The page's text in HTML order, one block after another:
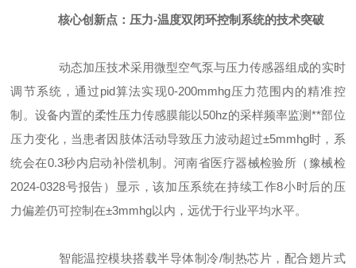
核心创新点：压力-温度双闭环控制系统的技术突破
动态加压技术采用微型空气泵与压力传感器组成的实时
调节系统，通过pid算法实现0-200mmhg压力范围内的精准控
制。设备内置的柔性压力传感膜能以50hz的采样频率监测**部位
压力变化，当患者因肢体活动导致压力波动超过±5mmhg时，系
统会在0.3秒内启动补偿机制。河南省医疗器械检验所（豫械检
2024-0328号报告）显示，该加压系统在持续工作8小时后的压
力偏差仍可控制在±3mmhg以内，远优于行业平均水平。
智能温控模块搭载半导体制冷/制热芯片，配合翅片式